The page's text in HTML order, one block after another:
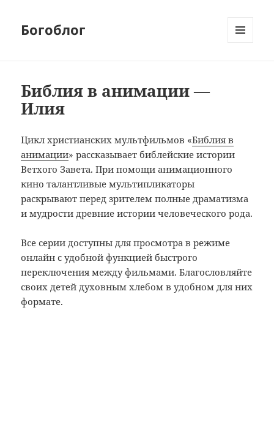
Богоблог
Библия в анимации —
Илия
Цикл христианских мультфильмов «Библия в
анимации» рассказывает библейские истории
Ветхого Завета. При помощи анимационного
кино талантливые мультипликаторы
раскрывают перед зрителем полные драматизма
и мудрости древние истории человеческого рода.
Все серии доступны для просмотра в режиме
онлайн с удобной функцией быстрого
переключения между фильмами. Благословляйте
своих детей духовным хлебом в удобном для них
формате.